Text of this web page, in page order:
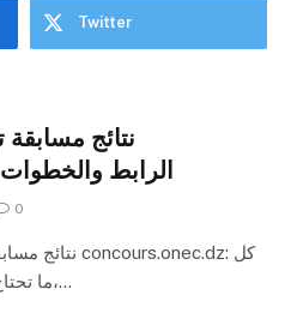
Twitter
concours.onec.dz | الرابط والخطوات
0
ما تحتاج معرفته بعد أشهر من الترقب،…